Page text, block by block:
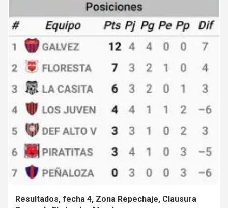
Resultados, fecha 4, Zona Repechaje, Clausura